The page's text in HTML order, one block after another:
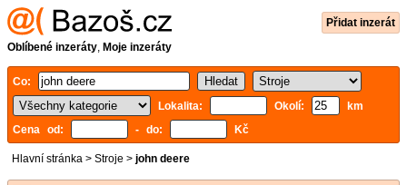
Přidat inzerát
Oblíbené inzeráty, Moje inzeráty
Co:
Lokalita:
Okolí:
km
Cena od:
- do: Kč
Hlavní stránka > Stroje > john deere